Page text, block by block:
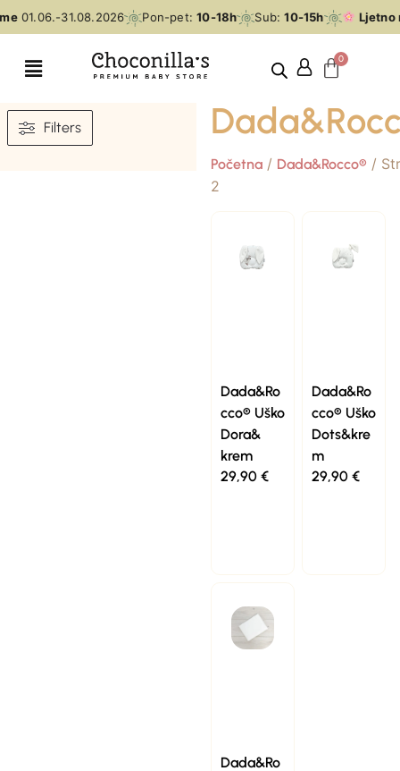
01.06.-31.08.2026 Pon-pet: 10-18h Sub: 10-15h Ljetno
Filters
Početna/ Dada&Rocco® /
2
Dada&Ro
cco® Uško
Dora&
krem
29,90 €
Dada&Ro
cco® Uško
Dots&kre
m
29,90 €
Dada&Ro